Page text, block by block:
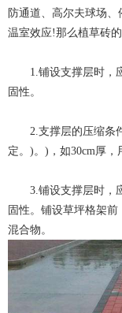
防通道、高尔夫球场
温室效应!那么植草砖
1.铺设支撑层时，应
固性。
2.支撑层的压缩条件
定。)。)，如30cm厚，
3.铺设支撑层时，应
固性。铺设草坪格架
混合物。